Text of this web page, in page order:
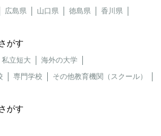
広島県 山口県 徳島県
香川県
がす
私立短大
海外の大学
専門学校
その他教育機関（スクール）
がす